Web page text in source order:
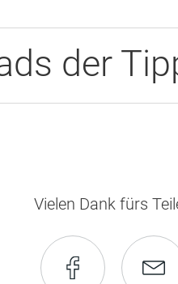
der
Vielen Dank fürs
Seite Seite